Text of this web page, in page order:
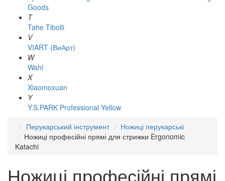
Goods
T
Tahe Tibolli
V
VIART (ВиАрт)
W
Wahl
X
Xiaomoxuan
Y
Y.S.PARK Professional Yellow
Перукарський інструмент
Ножиці перукарські
Ножиці професійні прямі для стрижки Ergonomic
Katachi
Ножиці професійні прямі